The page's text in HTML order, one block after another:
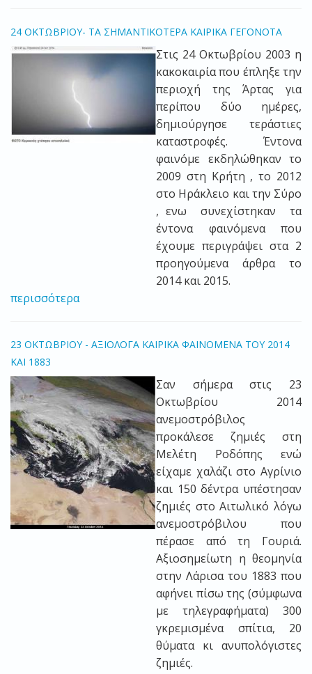
24 ΟΚΤΩΒΡΙΟΥ- ΤΑ ΣΗΜΑΝΤΙΚΟΤΕΡΑ ΚΑΙΡΙΚΑ ΓΕΓΟΝΟΤΑ
Στις 24 Οκτωβρίου 2003 η
κακοκαιρία που έπληξε την
περιοχή της Άρτας για
περίπου δύο ημέρες,
δημιούργησε τεράστιες
καταστροφές. Έντονα
φαινόμε εκδηλώθηκαν το
2009 στη Κρήτη , το 2012
στο Ηράκλειο και την Σύρο
, ενω συνεχίστηκαν τα
έντονα φαινόμενα που
έχουμε περιγράψει στα 2
προηγούμενα άρθρα το
2014 και 2015.
περισσότερα
23 ΟΚΤΩΒΡΙΟΥ - ΑΞΙΟΛΟΓΑ ΚΑΙΡΙΚΑ ΦΑΙΝΟΜΕΝΑ ΤΟΥ 2014
ΚΑΙ 1883
Σαν σήμερα στις 23
Οκτωβρίου 2014
ανεμοστρόβιλος
προκάλεσε ζημιές στη
Μελέτη Ροδόπης ενώ
είχαμε χαλάζι στο Αγρίνιο
και 150 δέντρα υπέστησαν
ζημιές στο Αιτωλικό λόγω
ανεμοστρόβιλου που
πέρασε από τη Γουριά.
Αξιοσημείωτη η θεομηνία
στην Λάρισα του 1883 που
αφήνει πίσω της (σύμφωνα
με τηλεγραφήματα) 300
γκρεμισμένα σπίτια, 20
θύματα κι ανυπολόγιστες
ζημιές.